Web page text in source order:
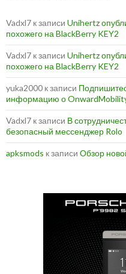
Vadxl7 к записи Unihertz
похожего на BlackBerry KEY2
Vadxl7 к записи Unihertz
похожего на BlackBerry KEY2
yuka2000 к записи
информацию о
Vadxl7 к записи В
безопасный мессенджер Rolo
apksmods к записи Обзор